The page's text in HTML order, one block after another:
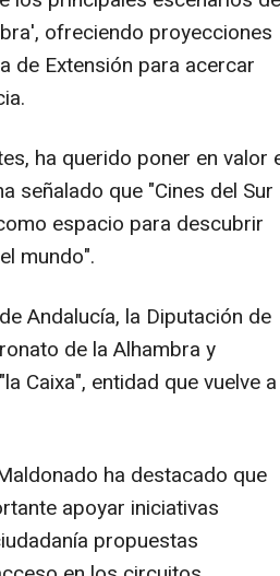
ofreciendo proyecciones
de Extensión para acercar
ha querido poner en valor
señalado que "Cines del Sur
espacio para descubrir
mundo".
Andalucía, la Diputación de
de la Alhambra y
Caixa", entidad que vuelve a
ha destacado que
apoyar iniciativas
propuestas